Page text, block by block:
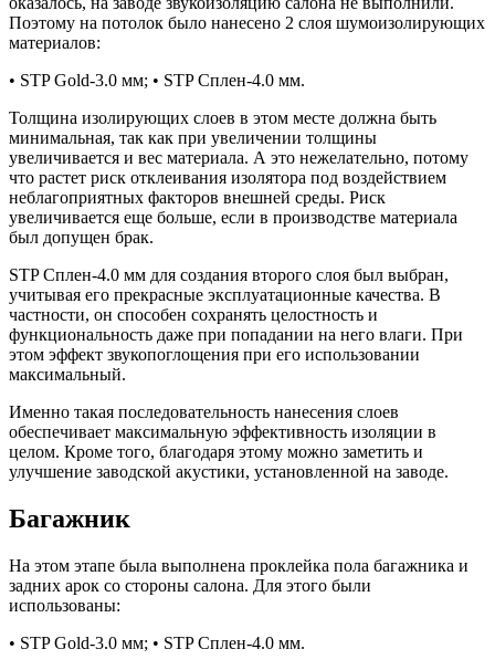
Поэтому на потолок было нанесено 2 слоя шумоизолирующих
материалов:
• STP Gold-3.0 мм; • STP Сплен-4.0 мм.
Толщина изолирующих слоев в этом месте должна быть
минимальная, так как при увеличении толщины
увеличивается и вес материала. А это нежелательно, потому
что растет риск отклеивания изолятора под воздействием
неблагоприятных факторов внешней среды. Риск
увеличивается еще больше, если в производстве материала
был допущен брак.
STP Сплен-4.0 мм для создания второго слоя был выбран,
учитывая его прекрасные эксплуатационные качества. В
частности, он способен сохранять целостность и
функциональность даже при попадании на него влаги. При
этом эффект звукопоглощения при его использовании
максимальный.
Именно такая последовательность нанесения слоев
обеспечивает максимальную эффективность изоляции в
целом. Кроме того, благодаря этому можно заметить и
улучшение заводской акустики, установленной на заводе.
Багажник
На этом этапе была выполнена проклейка пола багажника и
задних арок со стороны салона. Для этого были
использованы:
• STP Gold-3.0 мм; • STP Сплен-4.0 мм.